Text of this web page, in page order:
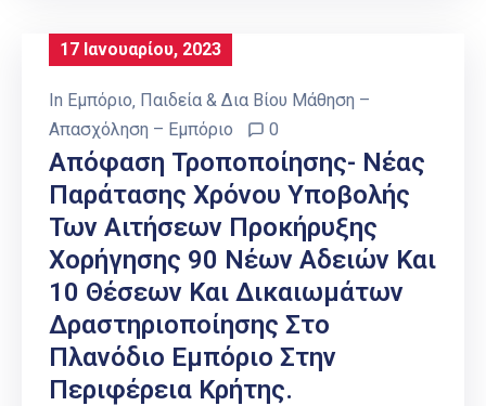
17 Ιανουαρίου, 2023
In Εμπόριο Παιδεία & Δια Βίου Μάθηση –
Απασχόληση – Εμπόριο
0
Απόφαση Τροποποίησης- Νέας
Παράτασης Χρόνου Υποβολής
Των Αιτήσεων Προκήρυξης
Χορήγησης 90 Νέων Αδειών Και
10 Θέσεων Και Δικαιωμάτων
Δραστηριοποίησης Στο
Πλανόδιο Εμπόριο Στην
Περιφέρεια Κρήτης.